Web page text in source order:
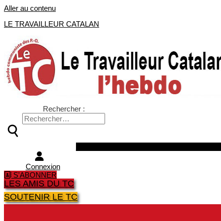
Aller au contenu
LE TRAVAILLEUR CATALAN
Rechercher :
Connexion
S'ABONNER
LES AMIS DU TC
SOUTENIR LE TC